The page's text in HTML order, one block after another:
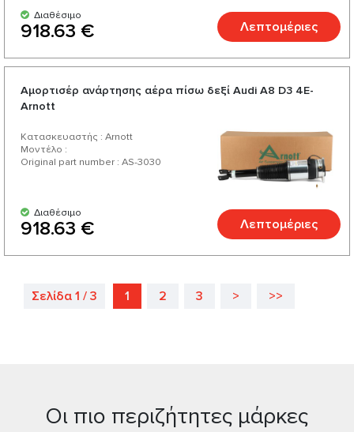
Διαθέσιμο
918.63 € Λεπτομέριες
Αμορτισέρ ανάρτησης αέρα πίσω δεξί Audi A8 D3 4E-
Arnott
Κατασκευαστής : Arnott
Μοντέλο :
Original part number : AS-3030
Διαθέσιμο
918.63 € Λεπτομέριες
Σελίδα 1 / 3 1 2 3 > >>
Οι πιο περιζήτητες μάρκες